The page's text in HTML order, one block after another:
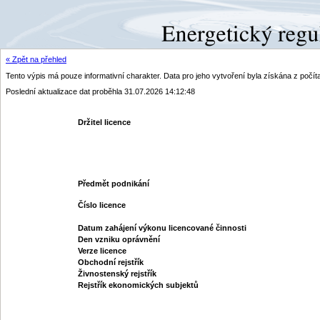
« Zpět na přehled
Tento výpis má pouze informativní charakter. Data pro jeho vytvoření byla získána z
Poslední aktualizace dat proběhla 31.07.2026 14:12:48
Držitel licence
Předmět podnikání
Číslo licence
Datum zahájení výkonu licencované činnosti
Den vzniku oprávnění
Verze licence
Obchodní rejstřík
Živnostenský rejstřík
Rejstřík ekonomických subjektů